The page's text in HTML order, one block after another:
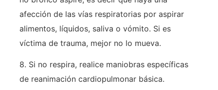
afección de las vías respiratorias por aspirar
alimentos, líquidos, saliva o vómito. Si es
víctima de trauma, mejor no lo mueva.
8. Si no respira, realice maniobras específicas
de reanimación cardiopulmonar básica.